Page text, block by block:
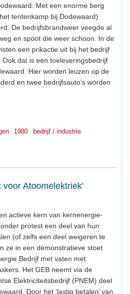
Met een enorme berg
tentenkamp bij Dodewaard)
De bedrijfsbrandweer veegde al
en spoot die weer schoon. In de
een prikactie uit bij het bedrijf
dat is een toeleveringsbedrijf
Hier worden leuzen op de
en twee bedrijfsauto’s worden
1980
bedrijf / industrie
Atoomelektriek'
actieve kern van kernenergie-
protest een deel van hun
(of zelfs een deel weigeren te
ze in een demonstratieve stoet
Bedrijf met vaten met
Het GEB neemt via de
Elektriciteitsbedrijf (PNEM) deel
Door het ‘lastig betalen’ van